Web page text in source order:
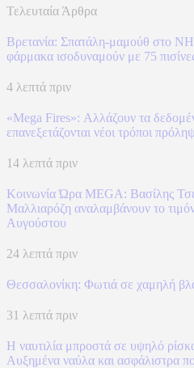
Τελευταία Άρθρα
Βρετανία: Σπατάλη‑μαμούθ στο
φάρμακα ισοδυναμούν με 75
4 λεπτά πριν
«Mega Fires»: Αλλάζουν τα
επανεξετάζονται νέοι τρόποι
14 λεπτά πριν
Κοινωνία Ώρα MEGA: Βασίλης
Μαλλιαρόζη αναλαμβάνουν το
Αυγούστου
24 λεπτά πριν
Θεσσαλονίκη: Φωτιά σε χαμηλή
31 λεπτά πριν
Η ναυτιλία μπροστά σε υψηλό
Αυξημένα ναύλα και ασφάλιστρα